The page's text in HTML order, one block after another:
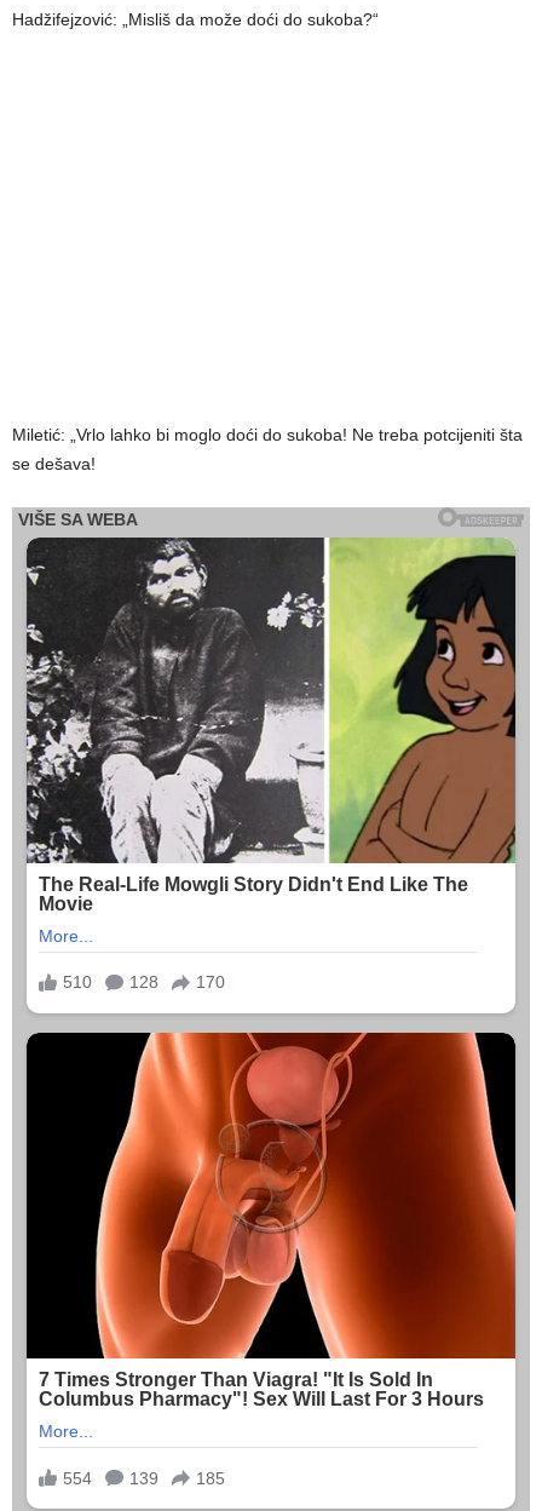
Hadžifejzović: „Misliš da može doći do sukoba?“
Miletić: „Vrlo lahko bi moglo doći do sukoba! Ne treba potcijeniti šta
se dešava!